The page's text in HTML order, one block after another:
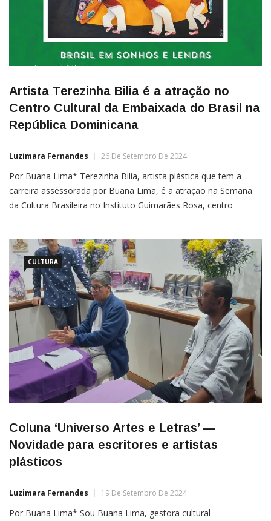
Artista Terezinha Bilia é a atração no
Centro Cultural da Embaixada do Brasil na
República Dominicana
Luzimara Fernandes 26 De Setembro De 2024
Por Buana Lima* Terezinha Bilia, artista plástica que tem a
carreira assessorada por Buana Lima, é a atração na Semana
da Cultura Brasileira no Instituto Guimarães Rosa, centro
levou a
CULTURA
Coluna ‘Universo Artes e Letras’ —
Novidade para escritores e artistas
plásticos
Luzimara Fernandes 19 De Setembro De 2024
Por Buana Lima* Sou Buana Lima, gestora cultural